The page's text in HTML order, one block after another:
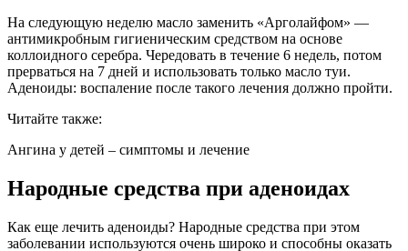
На следующую неделю масло заменить «Арголайфом» —
антимикробным гигиеническим средством на основе
коллоидного серебра. Чередовать в течение 6 недель, потом
прерваться на 7 дней и использовать только масло туи.
Аденоиды: воспаление после такого лечения должно пройти.
Читайте также:
Ангина у детей – симптомы и лечение
Народные средства при аденоидах
Как еще лечить аденоиды? Народные средства при этом
заболевании используются очень широко и способны оказать